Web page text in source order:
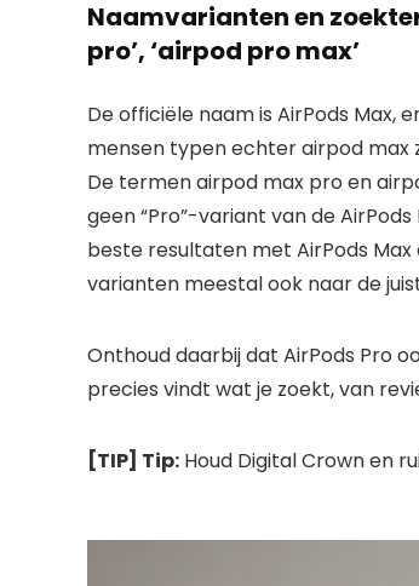
Naamvarianten en
pro’, ‘airpod pro max’
De officiële naam is AirPods Max,
mensen typen echter airpod max
De termen airpod max pro en
geen “Pro”-variant van de
beste resultaten met AirPods
varianten meestal ook naar de
Onthoud daarbij dat AirPods Pro
precies vindt wat je zoekt, van
[TIP] Tip: Houd Digital Crown en